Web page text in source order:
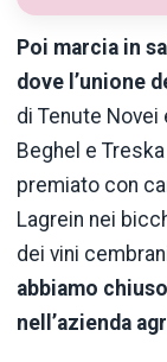
Poi marcia in
dove l’unione
di Tenute Novei
Beghel e
premiato con
Lagrein nei
dei vini
abbiamo
nell’azienda